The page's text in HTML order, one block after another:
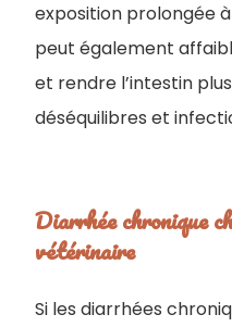
exposition prolongée
peut également
et rendre l’intestin
déséquilibres et
Diarrhée chronique
vétérinaire
​Si les diarrhées